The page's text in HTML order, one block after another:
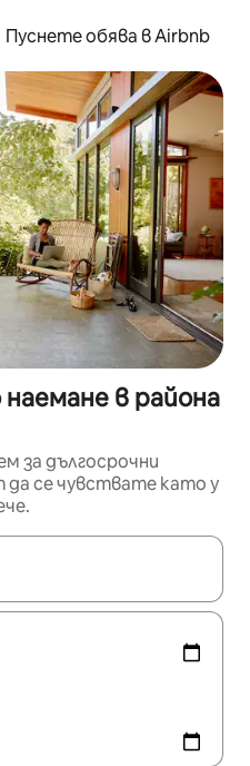
Пуснете обява в Airbnb
в района
за дългосрочни
се чувствате като у
използвайте